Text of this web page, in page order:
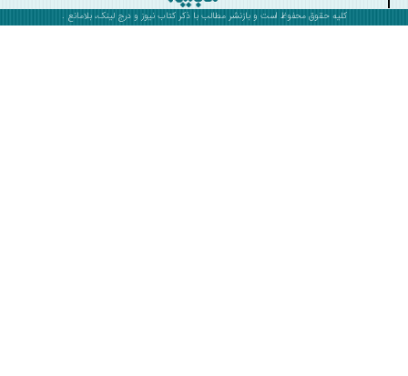
کلیه حقوق محفوظ است و بازنشر مطالب با ذکرکتاب نیوزو درج لینک، بلامانع .